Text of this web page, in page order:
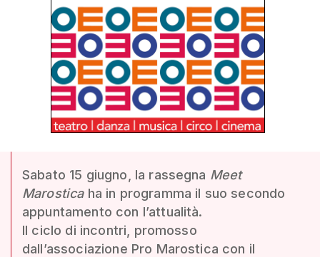
Sabato 15 giugno, la rassegna Meet
Marosticaha in programma il suo secondo
appuntamento con l’attualità.
Il ciclo di incontri, promosso
dall’associazione Pro Marostica con il